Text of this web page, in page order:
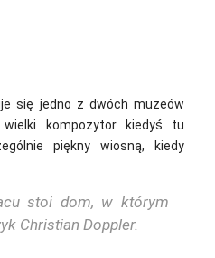
się jedno z dwóch muzeów
kompozytor kiedyś tu
piękny wiosną, kiedy
stoi dom, w którym
Christian Doppler.